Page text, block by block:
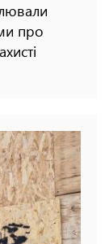
про